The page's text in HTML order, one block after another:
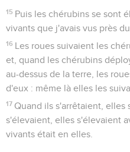
15 Puis les chérubins se sont
vivants que j'avais vus près
16 Les roues suivaient les
et, quand les chérubins
au-dessus de la terre, les
d'eux : même là elles les
17 Quand ils s'arrêtaient, elles
s'élevaient, elles s'élevaient
vivants était en elles.